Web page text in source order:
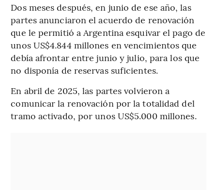
Dos meses después, en junio de ese año, las
partes anunciaron el acuerdo de renovación
que le permitió a Argentina esquivar el pago de
unos US$4.844 millones en vencimientos que
debía afrontar entre junio y julio, para los que
no disponía de reservas suficientes.
En abril de 2025, las partes volvieron a
comunicar la renovación por la totalidad del
tramo activado, por unos US$5.000 millones.